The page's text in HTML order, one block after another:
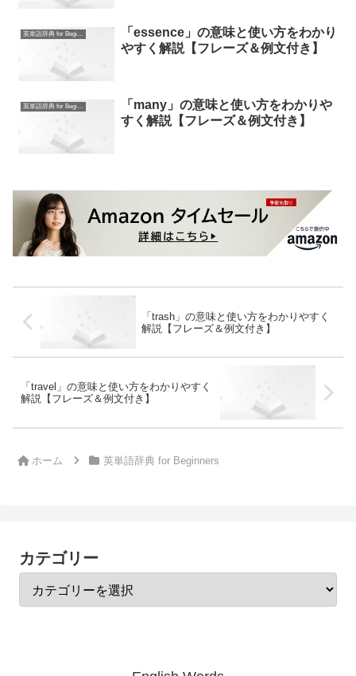
英単語辞典 for Beginners
「essence」の意味と使い方をわかり
やすく解説【フレーズ＆例文付き】
英単語辞典 for Beginners
「many」の意味と使い方をわかりや
すく解説【フレーズ＆例文付き】
「trash」の意味と使い方をわかりやすく
解説【フレーズ＆例文付き】
「travel」の意味と使い方をわかりやすく
解説【フレーズ＆例文付き】
ホーム 英単語辞典 for Beginners
カテゴリー